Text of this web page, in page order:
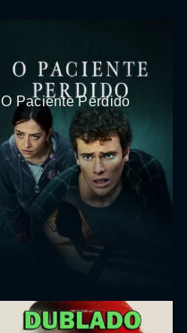
O Paciente Perdido